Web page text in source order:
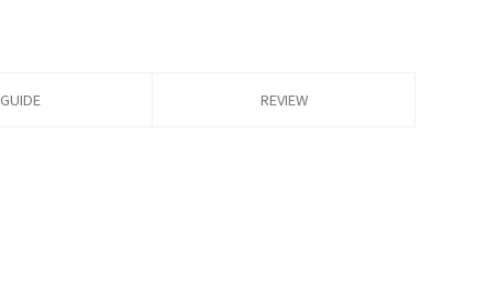
GUIDE REVIEW